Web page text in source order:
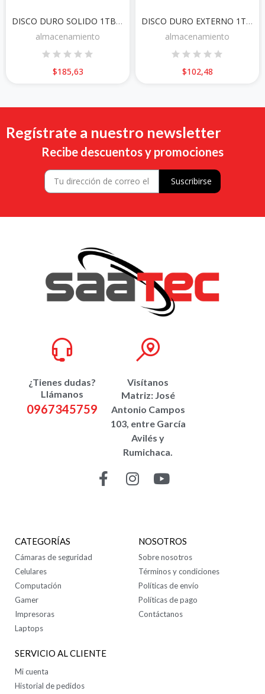
DISCO DURO SOLIDO 1TB KINGSTON NV2 NVMe M.2
almacenamiento
$185,63
DISCO DURO EXTERNO 1TB ADATA HD330 AZUL
almacenamiento
$102,48
Regístrate a nuestro newsletter
Recibe descuentos y promociones
Suscribirse
¿Tienes dudas?
Llámanos
0967345759
Visítanos
Matriz: José
Antonio Campos
103, entre García
Avilés y
Rumichaca.
CATEGORÍAS
Cámaras de seguridad
Celulares
Computación
Gamer
Impresoras
Laptops
NOSOTROS
Sobre nosotros
Términos y condiciones
Políticas de envío
Políticas de pago
Contáctanos
SERVICIO AL CLIENTE
Mi cuenta
Historial de pedidos